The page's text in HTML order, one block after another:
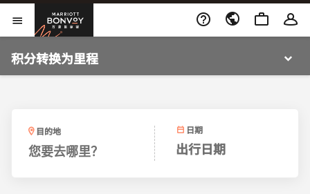
跳到内容
打开菜单Marriott Bonvoy 打开新窗口
打开菜单
积分转换为里程
目的地
您要去哪里？
日期
出行日期